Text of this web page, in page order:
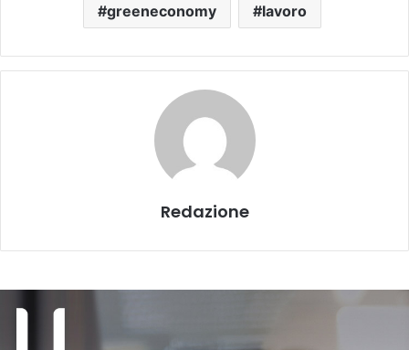
greeneconomy lavoro
Redazione